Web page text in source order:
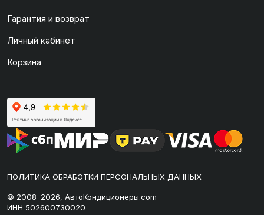
Гарантия и возврат
Личный кабинет
Корзина
ПОЛИТИКА ОБРАБОТКИ ПЕРСОНАЛЬНЫХ ДАННЫХ
© 2008–2026, АвтоКондиционеры.com
ИНН 502600730020